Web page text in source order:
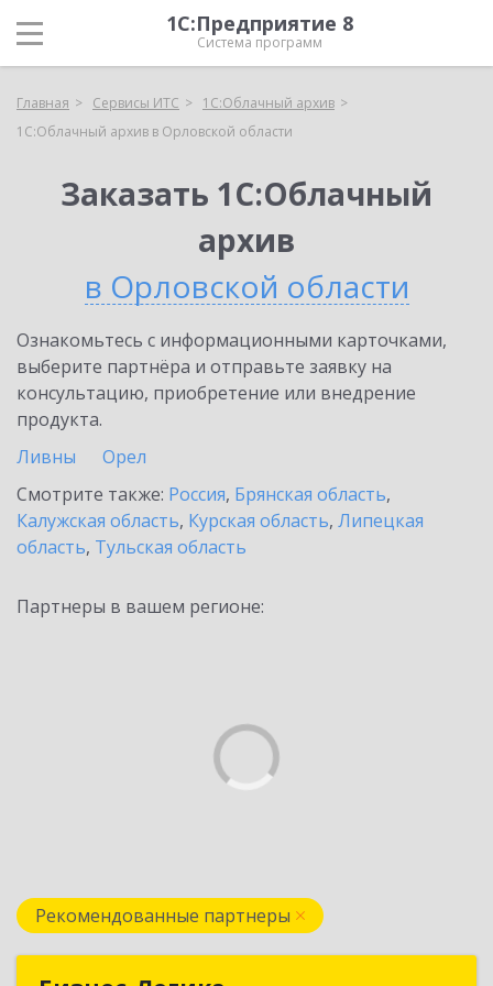
1С:Предприятие 8
Система программ
Главная Сервисы ИТС
1С:Облачный архив
1С:Облачный архив в Орловской области
Заказать 1С:Облачный
архив
в Орловской области
Ознакомьтесь с информационными карточками,
выберите партнёра и отправьте заявку на
консультацию, приобретение или внедрение
продукта.
Ливны
Орел
Смотрите также: Россия, Брянская область,
Калужская область, Курская область, Липецкая
область, Тульская область
Партнеры в вашем регионе:
Рекомендованные партнеры